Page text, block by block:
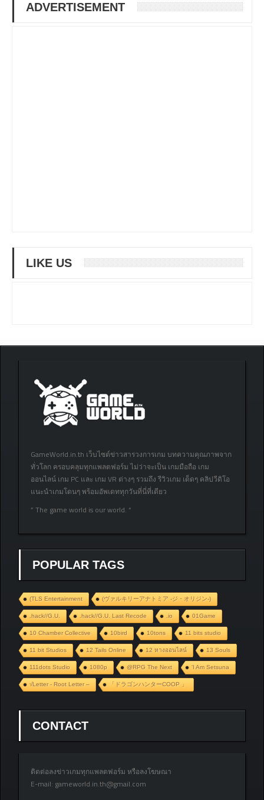
ADVERTISEMENT
LIKE US
GameWorld.in.th เว็บไซต์ข่าวสารวงการเกม บทความคุณภาพจาก
ทั่วโลก ครอบคลุมทุกแพลตฟอร์ม ไม่ว่าจะเป็น เกมมือถือ เกม
ออนไลน์ เกม PC และ เกม VR ต่างๆ รวมถึง รีวิวเกม เด็ดๆ คลิปวีดิโอ
แนะนำเกมโดนๆ พร้อมอัพเดททุกวันที่นี่ที่เดียว
” The game world is our world. “
POPULAR TAGS
(TLS Entertainment (ヴァルキリーアナトミア ‐ジ・オリジン‐)
.hack//G.U. .hack//G.U. Last Recode .io 01Game
10 Chamber Collective 10bird 10tons 11 bits studio
11 bit Studios 12 Tails Online 12 หางออนไลน์ 13 Souls
111dots Studio 1080p @RPG The Next ‘I Am Setsuna
√Letter - Root Letter – 「ドラゴンハンターCOOP 」
CONTACT
ติดต่อลงข่าวเกมทุกแพลตฟอร์ม หรือลงโฆษณา
E-mail: gameworld.in.th@gmail.com